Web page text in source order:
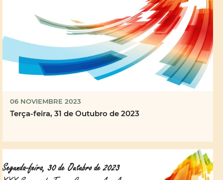
06 NOVIEMBRE 2023
Terça-feira, 31 de Outubro de 2023